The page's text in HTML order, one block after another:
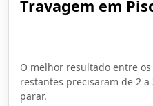
Travagem em
O melhor resultado entre
restantes precisaram de 2
parar.